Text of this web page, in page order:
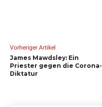
Vorheriger Artikel
James Mawdsley: Ein
Priester gegen die Corona-
Diktatur